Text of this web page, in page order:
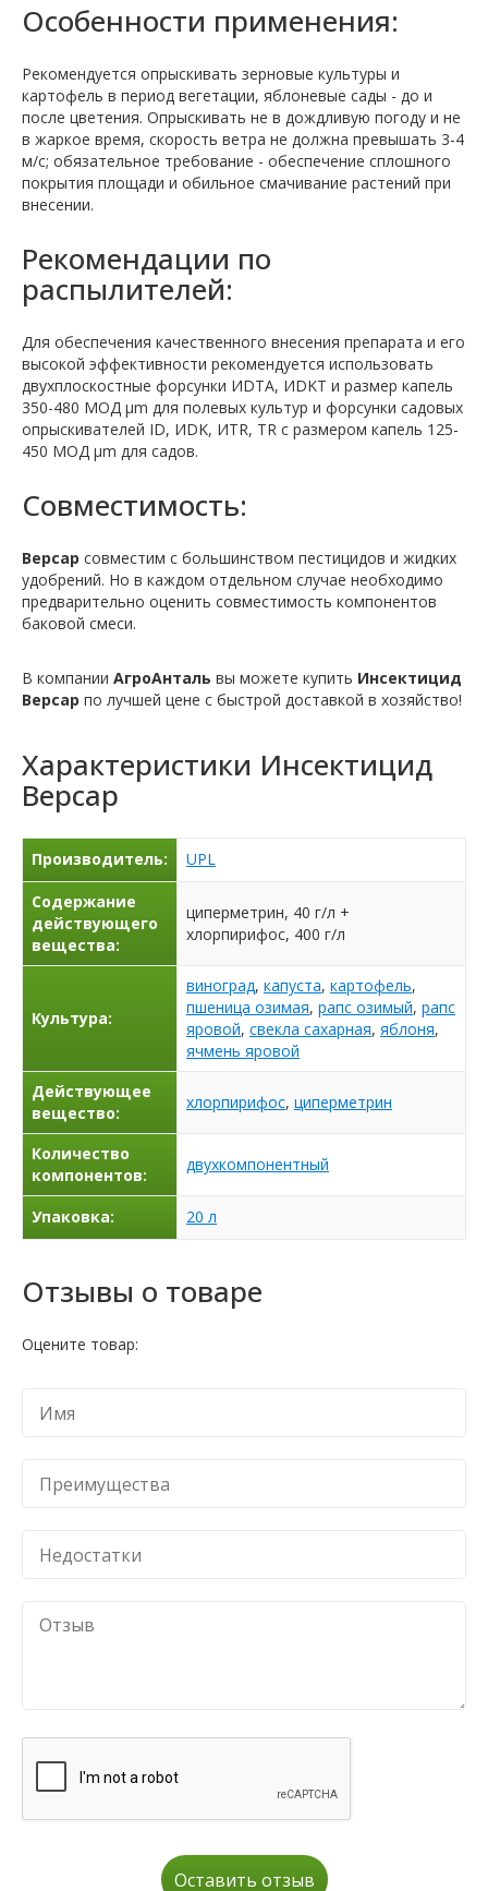
Особенности применения:
Рекомендуется опрыскивать зерновые культуры и
картофель в период вегетации, яблоневые сады - до и
после цветения. Опрыскивать не в дождливую погоду и не
в жаркое время, скорость ветра не должна превышать 3-4
м/с; обязательное требование - обеспечение сплошного
покрытия площади и обильное смачивание растений при
внесении.
Рекомендации по
распылителей:
Для обеспечения качественного внесения препарата и его
высокой эффективности рекомендуется использовать
двухплоскостные форсунки ИDTA, ИDKT и размер капель
350-480 МОД μm для полевых культур и форсунки садовых
опрыскивателей ID, ИDK, ИTR, TR с размером капель 125-
450 МОД μm для садов.
Совместимость:
Версар совместим с большинством пестицидов и жидких
удобрений. Но в каждом отдельном случае необходимо
предварительно оценить совместимость компонентов
баковой смеси.
В компании АгроАнталь вы можете купить Инсектицид
Версар по лучшей цене с быстрой доставкой в хозяйство!
Характеристики Инсектицид
Версар
Производитель: UPL
Содержание
действующего
вещества:
циперметрин, 40 г/л +
хлорпирифос, 400 г/л
Культура:
виноград, капуста, картофель,
пшеница озимая, рапс озимый, рапс
яровой, свекла сахарная, яблоня,
ячмень яровой
Действующее
вещество:
хлорпирифос, циперметрин
Количество
компонентов:
двухкомпонентный
Упаковка: 20 л
Отзывы о товаре
Оцените товар:
Оставить отзыв